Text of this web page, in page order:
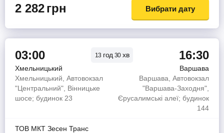
2 282грн Вибрати дату
03:00 13 год 30 хв 16:30
Хмельницький
Варшава
Хмельницький, Автовокзал
"Центральний", Вінницьке
шосе; будинок 23
Варшава, Автовокзал
"Варшава-Заходня",
Єрусалимські алеї; будинок
144
ТОВ МКТ Зесен Транс